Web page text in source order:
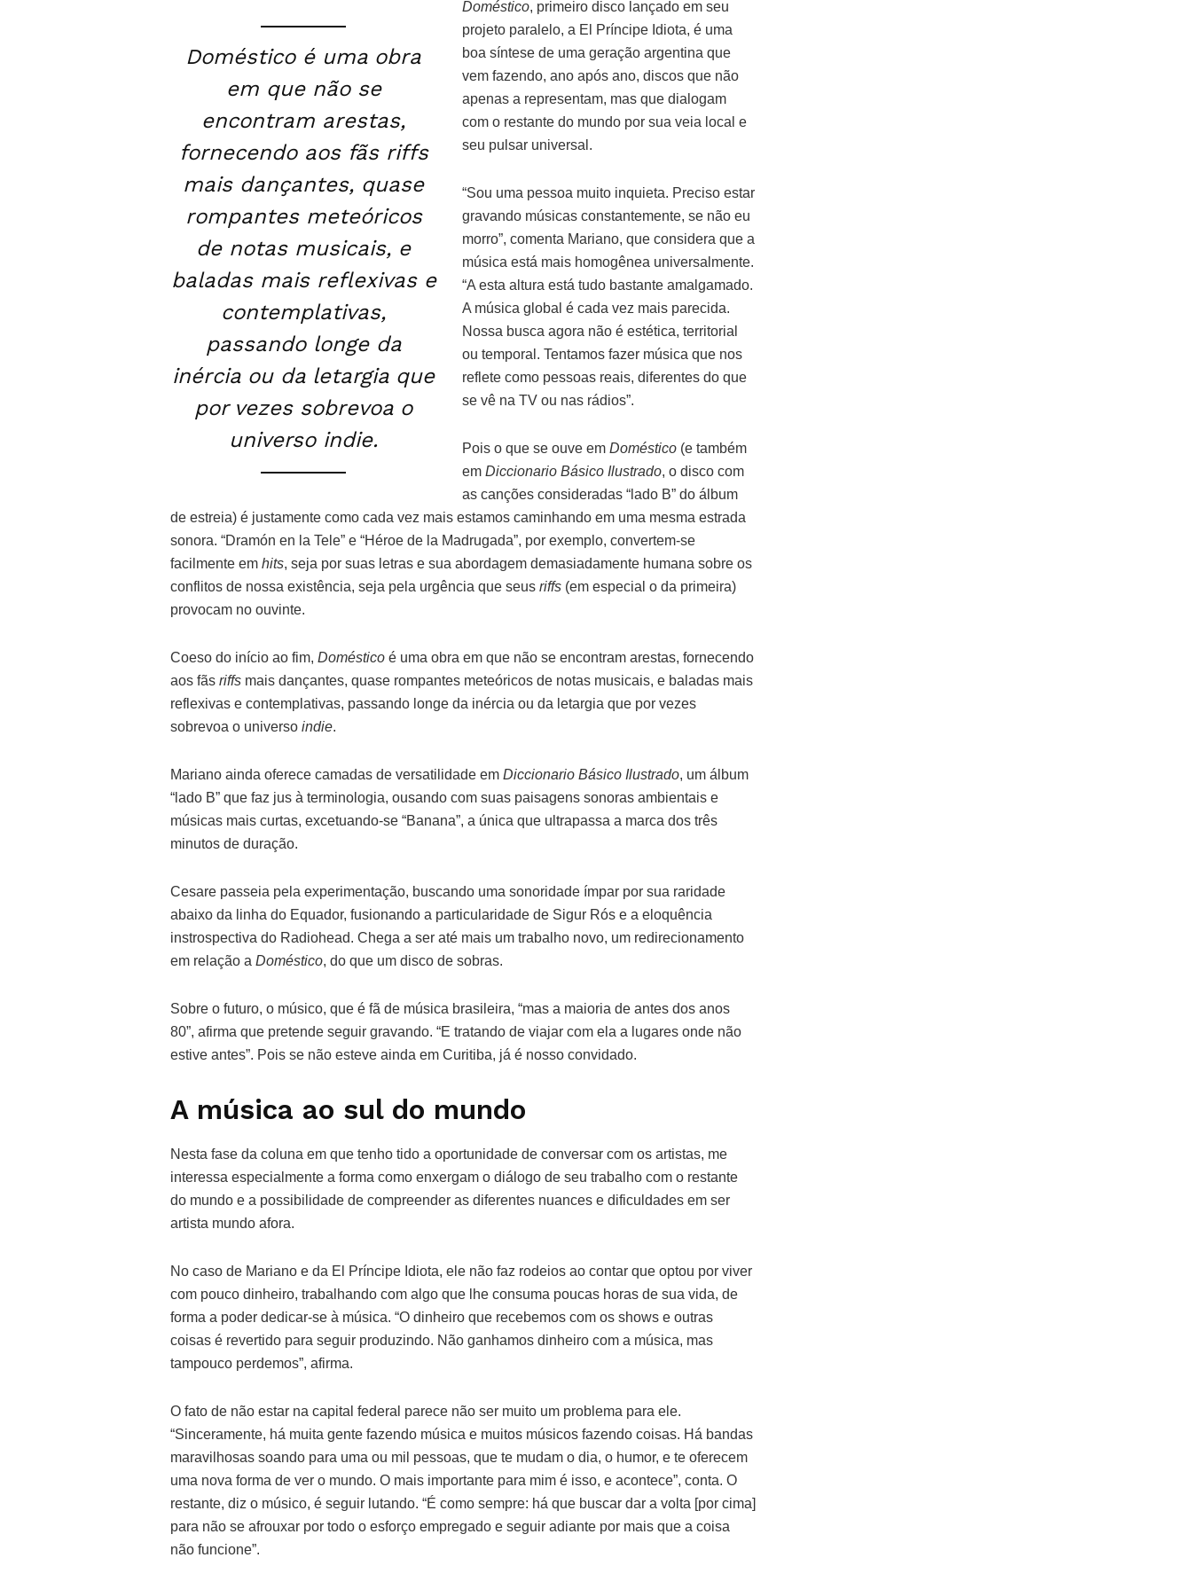
Doméstico é uma obra
em que não se
encontram arestas,
fornecendo aos fãs riffs
mais dançantes, quase
rompantes meteóricos
de notas musicais, e
baladas mais reflexivas e
contemplativas,
passando longe da
inércia ou da letargia que
por vezes sobrevoa o
universo indie.
Doméstico, primeiro disco lançado em seu
projeto paralelo, a El Príncipe Idiota, é uma
boa síntese de uma geração argentina que
vem fazendo, ano após ano, discos que não
apenas a representam, mas que dialogam
com o restante do mundo por sua veia local e
seu pulsar universal.
“Sou uma pessoa muito inquieta. Preciso estar
gravando músicas constantemente, se não eu
morro”, comenta Mariano, que considera que a
música está mais homogênea universalmente.
“A esta altura está tudo bastante amalgamado.
A música global é cada vez mais parecida.
Nossa busca agora não é estética, territorial
ou temporal. Tentamos fazer música que nos
reflete como pessoas reais, diferentes do que
se vê na TV ou nas rádios”.
Pois o que se ouve em Doméstico(e também
em Diccionario Básico Ilustrado, o disco com
as canções consideradas “lado B” do álbum
de estreia) é justamente como cada vez mais estamos caminhando em uma mesma estrada
sonora. “Dramón en la Tele” e “Héroe de la Madrugada”, por exemplo, convertem-se
facilmente em hits, seja por suas letras e sua abordagem demasiadamente humana sobre os
conflitos de nossa existência, seja pela urgência que seus riffs (em especial o da primeira)
provocam no ouvinte.
Coeso do início ao fim, Doméstico é uma obra em que não se encontram arestas, fornecendo
aos fãs riffs mais dançantes, quase rompantes meteóricos de notas musicais, e baladas mais
reflexivas e contemplativas, passando longe da inércia ou da letargia que por vezes
sobrevoa o universo indie.
Mariano ainda oferece camadas de versatilidade em Diccionario Básico Ilustrado, um álbum
“lado B” que faz jus à terminologia, ousando com suas paisagens sonoras ambientais e
músicas mais curtas, excetuando-se “Banana”, a única que ultrapassa a marca dos três
minutos de duração.
Cesare passeia pela experimentação, buscando uma sonoridade ímpar por sua raridade
abaixo da linha do Equador, fusionando a particularidade de Sigur Rós e a eloquência
instrospectiva do Radiohead. Chega a ser até mais um trabalho novo, um redirecionamento
em relação a Doméstico, do que um disco de sobras.
Sobre o futuro, o músico, que é fã de música brasileira, “mas a maioria de antes dos anos
80”, afirma que pretende seguir gravando. “E tratando de viajar com ela a lugares onde não
estive antes”. Pois se não esteve ainda em Curitiba, já é nosso convidado.
A música ao sul do mundo
Nesta fase da coluna em que tenho tido a oportunidade de conversar com os artistas, me
interessa especialmente a forma como enxergam o diálogo de seu trabalho com o restante
do mundo e a possibilidade de compreender as diferentes nuances e dificuldades em ser
artista mundo afora.
No caso de Mariano e da El Príncipe Idiota, ele não faz rodeios ao contar que optou por viver
com pouco dinheiro, trabalhando com algo que lhe consuma poucas horas de sua vida, de
forma a poder dedicar-se à música. “O dinheiro que recebemos com os shows e outras
coisas é revertido para seguir produzindo. Não ganhamos dinheiro com a música, mas
tampouco perdemos”, afirma.
O fato de não estar na capital federal parece não ser muito um problema para ele.
“Sinceramente, há muita gente fazendo música e muitos músicos fazendo coisas. Há bandas
maravilhosas soando para uma ou mil pessoas, que te mudam o dia, o humor, e te oferecem
uma nova forma de ver o mundo. O mais importante para mim é isso, e acontece”, conta. O
restante, diz o músico, é seguir lutando. “É como sempre: há que buscar dar a volta [por cima]
para não se afrouxar por todo o esforço empregado e seguir adiante por mais que a coisa
não funcione”.